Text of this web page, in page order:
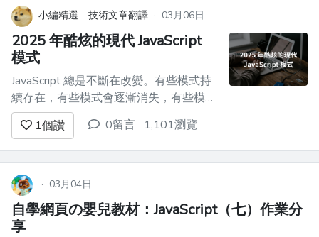
小編精選 - 技術文章翻譯 · 03月06日
2025 年酷炫的現代 JavaScript
模式
JavaScript 總是不斷在改變。有些模式持
續存在，有些模式會逐漸消失，有些模式
會演變成我們從未見過的東西。 以下是
JavaScript 模式的**細分**。 ### 1.**模
式匹配（早期提案階段，但很有前景）**
想想`switch`語句——但要更好。模式匹
配受到 Has...
1個讚 0留言 1,101瀏覽
· 03月04日
自學網頁の嬰兒教材：JavaScript（七）作業分
享